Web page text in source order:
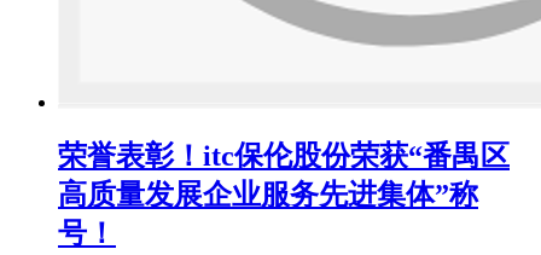
荣誉表彰！itc保伦股份荣获“番禺区
高质量发展企业服务先进集体”称
号！